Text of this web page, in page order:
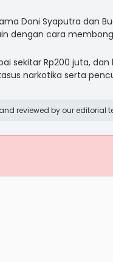
Doni Syaputra dan
dengan cara
sekitar Rp200 juta, dan
narkotika serta
reviewed by our editorial